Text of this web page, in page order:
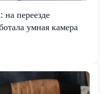
на переезде
умная камера